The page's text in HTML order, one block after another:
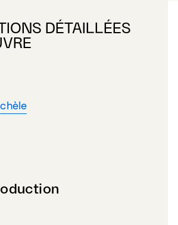
DÉTAILLÉES